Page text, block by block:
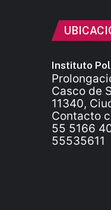
Instituto
Casco de
11340,
Contacto
55 5166
55535611